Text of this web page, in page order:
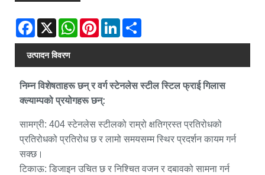
Facebook
X WhatsAppPinterestLinkedIn
उत्पादन विवरण
निम्न विशेषताहरू छन् र वर्ग स्टेनलेस स्टील स्टिल फ्राई गिलास
क्ल्याम्पको प्रयोगहरू छन्:
सामग्री: 404 स्टेनलेस स्टीलको राम्रो क्षतिग्रस्त प्रतिरोधको
प्रतिरोधको प्रतिरोध छ र लामो समयसम्म स्थिर प्रदर्शन कायम गर्न
सक्छ।
टिकाऊ: डिजाइन उचित छ र निश्चित वजन र दबावको सामना गर्न